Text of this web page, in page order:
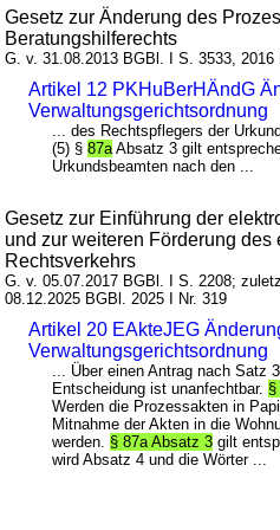
Gesetz zur Änderung des
Beratungshilferechts
G. v. 31.08.2013 BGBl. I S. 3533, 2016
Artikel 12 PKHuBerHÄndG
Verwaltungsgerichtsordnung
... des Rechtspflegers der
(5) §87a Absatz 3 gilt
Urkundsbeamten nach den ...
Gesetz zur Einführung der
und zur weiteren Förderung des
Rechtsverkehrs
G. v. 05.07.2017 BGBl. I S. 2208;
08.12.2025 BGBl. 2025 I Nr. 319
Artikel 20 EAkteJEG
Verwaltungsgerichtsordnung
... Über einen Antrag nach Satz
Entscheidung ist unanfechtbar.
Werden die Prozessakten in
Mitnahme der Akten in die
werden. § 87a Absatz 3 gilt
wird Absatz 4 und die Wörter ...